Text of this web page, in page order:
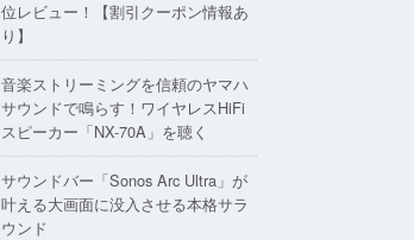
位レビュー！【割引クーポン情報あ
り】
音楽ストリーミングを信頼のヤマハ
サウンドで鳴らす！ワイヤレスHiFi
スピーカー「NX-70A」を聴く
サウンドバー「Sonos Arc Ultra」が
叶える大画面に没入させる本格サラ
ウンド